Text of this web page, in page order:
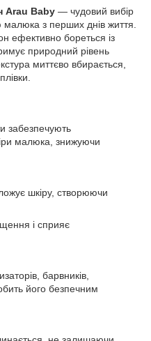
Arau Baby — чудовий вибір
з перших днів життя.
ефективно бореться із
природний рівень
миттєво вбирається,
забезпечують
малюка, знижуючи
шкіру, створюючи
і сприяє
барвників,
його безпечним